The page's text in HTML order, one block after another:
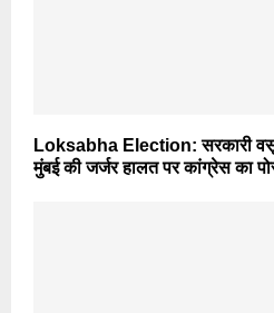
Loksabha Election: सरकारी
मुंबई की जर्जर हालत पर कांग्रेस का